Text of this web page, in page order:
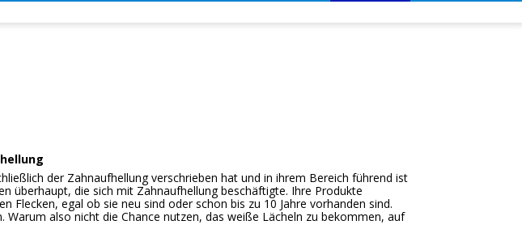
der Zahnaufhellung verschrieben hat und in ihrem Bereich führend ist
überhaupt, die sich mit Zahnaufhellung beschäftigte. Ihre Produkte
Flecken, egal ob sie neu sind oder schon bis zu 10 Jahre vorhanden sind.
also nicht die Chance nutzen, das weiße Lächeln zu bekommen, auf